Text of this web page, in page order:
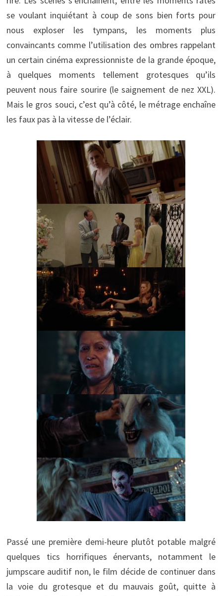
se voulant inquiétant à coup de sons bien forts pour
nous exploser les tympans, les moments plus
convaincants comme l’utilisation des ombres rappelant
un certain cinéma expressionniste de la grande époque,
à quelques moments tellement grotesques qu’ils
peuvent nous faire sourire (le saignement de nez XXL).
Mais le gros souci, c’est qu’à côté, le métrage enchaîne
les faux pas à la vitesse de l’éclair.
Passé une première demi-heure plutôt potable malgré
quelques tics horrifiques énervants, notamment le
jumpscare auditif non, le film décide de continuer dans
la voie du grotesque et du mauvais goût, quitte à